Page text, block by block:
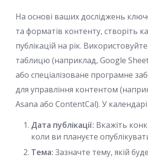
На основі ваших досліджень
та форматів контенту, створіть
публікацій на рік.
таблицю (наприклад, Google
або спеціалізоване програмне
для управління контентом
Asana або ContentCal). У
Дата публікації: Вкажіть
коли ви плануєте
Тема: Зазначте тему, якій